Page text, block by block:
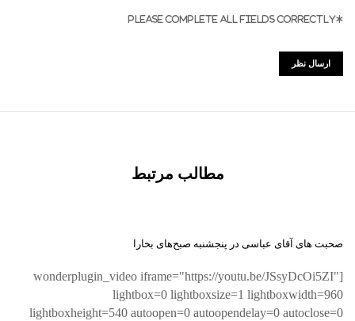
*PLEASE COMPLETE ALL FIELDS CORRECTLY
مطالب مرتبط
صحبت های آقای عباسی در پنجشنبه صبح‌های بخارا
[wonderplugin_video iframe="https://youtu.be/JSsyDcOi5ZI"
lightbox=0 lightboxsize=1 lightboxwidth=960
lightboxheight=540 autoopen=0 autoopendelay=0 autoclose=0